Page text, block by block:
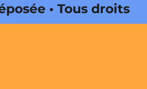
• Tous droits